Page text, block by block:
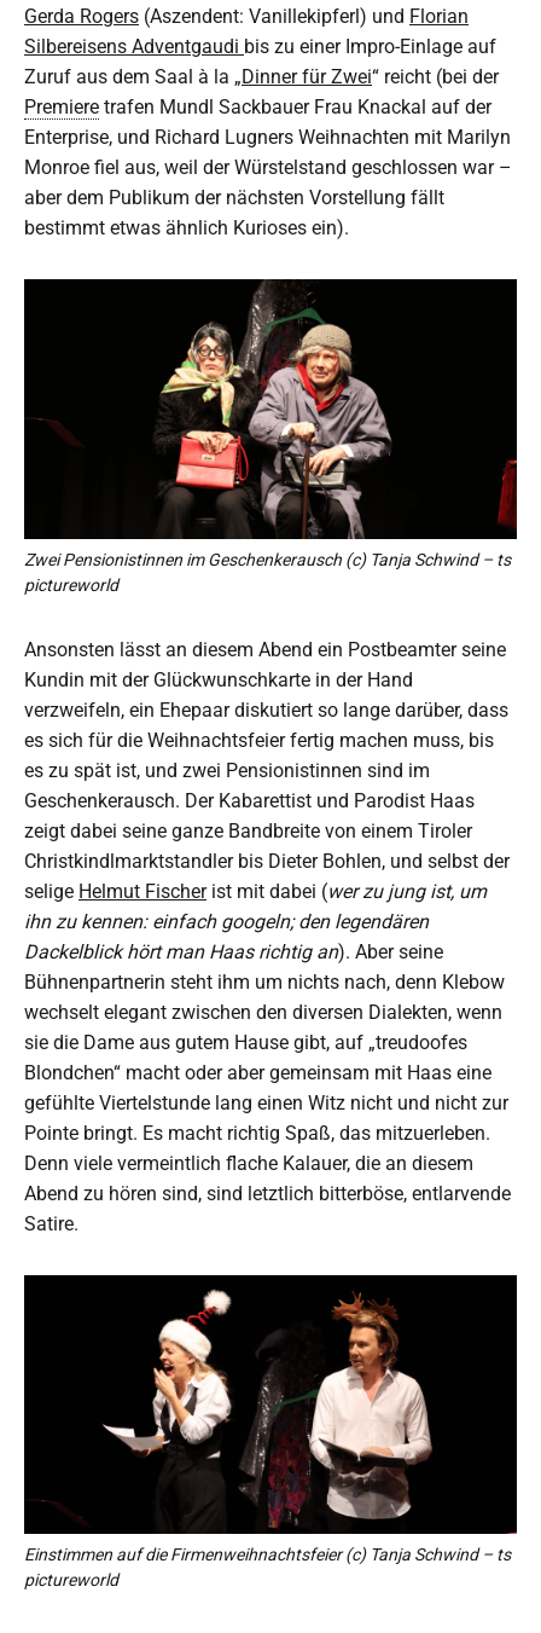
Gerda Rogers (Aszendent: Vanillekipferl) und Florian
Silbereisens Adventgaudi bis zu einer Impro-Einlage auf
Zuruf aus dem Saal à la „Dinner für Zwei“ reicht (bei der
Premiere trafen Mundl Sackbauer Frau Knackal auf der
Enterprise, und Richard Lugners Weihnachten mit Marilyn
Monroe fiel aus, weil der Würstelstand geschlossen war –
aber dem Publikum der nächsten Vorstellung fällt
bestimmt etwas ähnlich Kurioses ein).
Zwei Pensionistinnen im Geschenkerausch (c) Tanja Schwind – ts
pictureworld
Ansonsten lässt an diesem Abend ein Postbeamter seine
Kundin mit der Glückwunschkarte in der Hand
verzweifeln, ein Ehepaar diskutiert so lange darüber, dass
es sich für die Weihnachtsfeier fertig machen muss, bis
es zu spät ist, und zwei Pensionistinnen sind im
Geschenkerausch. Der Kabarettist und Parodist Haas
zeigt dabei seine ganze Bandbreite von einem Tiroler
Christkindlmarktstandler bis Dieter Bohlen, und selbst der
selige Helmut Fischerist mit dabei (wer zu jung ist, um
ihn zu kennen: einfach googeln; den legendären
Dackelblick hört man Haas richtig an). Aber seine
Bühnenpartnerin steht ihm um nichts nach, denn Klebow
wechselt elegant zwischen den diversen Dialekten, wenn
sie die Dame aus gutem Hause gibt, auf „treudoofes
Blondchen“ macht oder aber gemeinsam mit Haas eine
gefühlte Viertelstunde lang einen Witz nicht und nicht zur
Pointe bringt. Es macht richtig Spaß, das mitzuerleben.
Denn viele vermeintlich flache Kalauer, die an diesem
Abend zu hören sind, sind letztlich bitterböse, entlarvende
Satire.
Einstimmen auf die Firmenweihnachtsfeier (c) Tanja Schwind – ts
pictureworld